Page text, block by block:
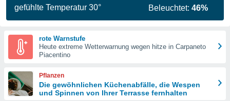
sind.
diese
gefühlte Temperatur 30°
Beleuchtet:46%
rote Warnstufe
Heute extreme Wetterwarnung wegen hitze in Carpaneto
Piacentino
Pflanzen
Die gewöhnlichen Küchenabfälle, die Wespen
und Spinnen von Ihrer Terrasse fernhalten